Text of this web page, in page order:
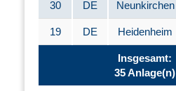
30 DE Neunkirchen
19 DE Heidenheim
Insgesamt:
35 Anlage(n)